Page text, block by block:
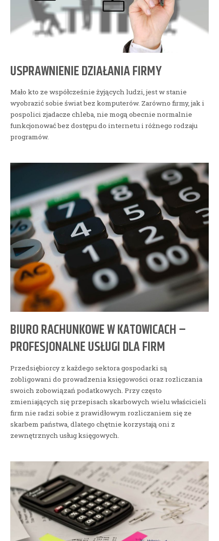
USPRAWNIENIE DZIAŁANIA FIRMY
Mało kto ze współcześnie żyjących ludzi, jest w stanie
wyobrazić sobie świat bez komputerów. Zarówno firmy, jak i
pospolici zjadacze chleba, nie mogą obecnie normalnie
funkcjonować bez dostępu do internetu i różnego rodzaju
programów.
BIURO RACHUNKOWE W KATOWICACH –
PROFESJONALNE USŁUGI DLA FIRM
Przedsiębiorcy z każdego sektora gospodarki są
zobligowani do prowadzenia księgowości oraz rozliczania
swoich zobowiązań podatkowych. Przy często
zmieniających się przepisach skarbowych wielu właścicieli
firm nie radzi sobie z prawidłowym rozliczaniem się ze
skarbem państwa, dlatego chętnie korzystają oni z
zewnętrznych usług księgowych.